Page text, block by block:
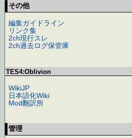
その他
編集ガイドライン
リンク集
2ch現行スレ
2ch過去ログ保管庫
TES4:Oblivion
WikiJP
日本語化Wiki
Mod翻訳所
管理